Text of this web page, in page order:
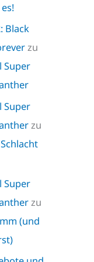
Black
zu
Super
Super
zu
Super
zu
(und